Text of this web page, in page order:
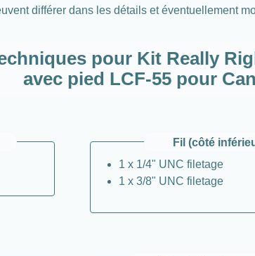
différer dans les détails et éventuellement
pour Kit Really
avec pied LCF-55 pour
Fil (côté
1 x 1/4" UNC filetage
1 x 3/8" UNC filetage